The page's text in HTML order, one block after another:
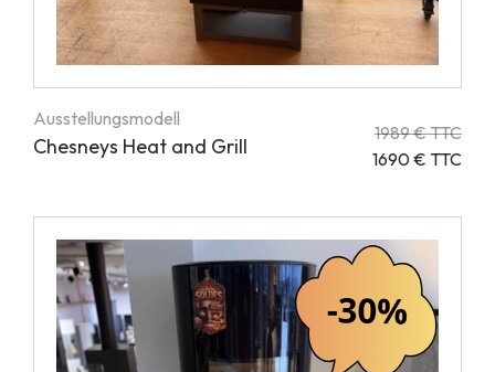
Ausstellungsmodell
Chesneys Heat and Grill
1989 € TTC
1690 € TTC